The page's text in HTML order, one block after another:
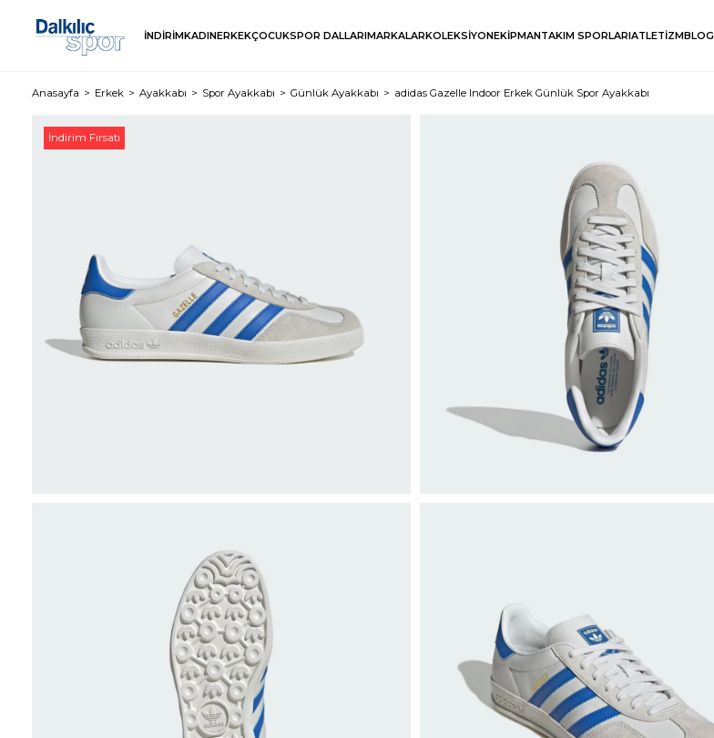
İNDİRİMKADINERKEKÇOCUKSPOR DALLARIMARKALARKOLEKSİYONEKİPMANTAKIM SPORLARIATLETİZMBLOG
Anasayfa Erkek Ayakkabı Spor Ayakkabı Günlük Ayakkabı adidas Gazelle Indoor Erkek Günlük Spor Ayakkabı
İndirim Fırsatı